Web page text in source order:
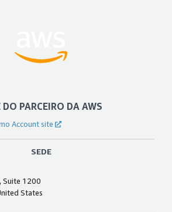
DO PARCEIRO DA AWS
Account site
SEDE
Suite 1200
States